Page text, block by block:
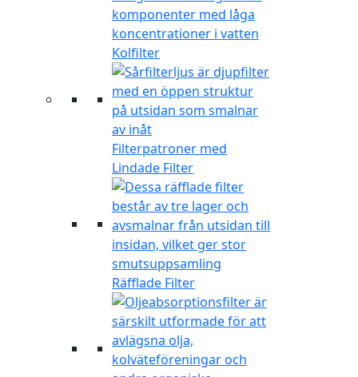
Kolfilter
Filterpatroner med
Lindade Filter
Räfflade Filter